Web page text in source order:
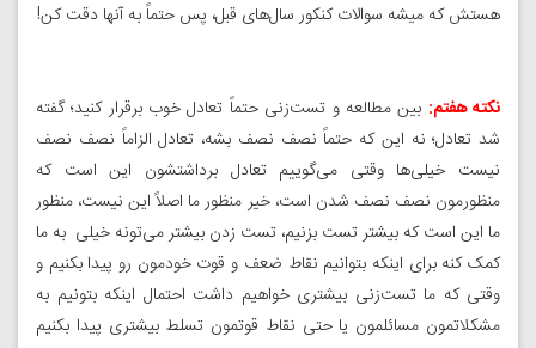
هستش که میشه سوالات کنکور سال‌های قبل، پس حتماً به آنها دقت کن!
نکته هفتم: بین مطالعه و تست‌زنی حتماً تعادل خوب برقرار کنید؛ گفته
شد تعادل؛ نه این که حتماً نصف نصف بشه، تعادل الزاماً نصف نصف
نیست خیلی‌ها وقتی می‌گوییم تعادل برداشتشون این است که
منظورمون نصف نصف شدن است،‌ خیر منظور ما اصلاً این نیست، منظور
ما این است که بیشتر تست بزنیم، تست زدن بیشتر می‌تونه خیلی به ما
کمک کنه برای اینکه بتوانیم نقاط ضعف و قوت خودمون رو پیدا بکنیم و
وقتی که ما تست‌زنی بیشتری خواهیم داشت احتمال اینکه بتونیم به
مشکلاتمون مسائلمون یا حتی نقاط قوتمون تسلط بیشتری پیدا بکنیم